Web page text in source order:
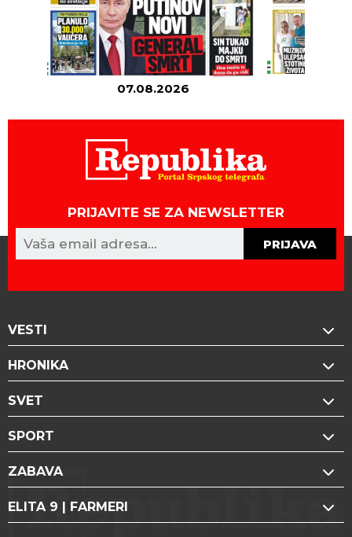
07.08.2026
PRIJAVITE SE ZA NEWSLETTER
PRIJAVA
VESTI
HRONIKA
SVET
SPORT
ZABAVA
ELITA 9 | FARMERI